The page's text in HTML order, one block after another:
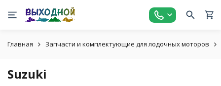
Главная Запчасти и комплектующие для лодочных моторов
Suzuki